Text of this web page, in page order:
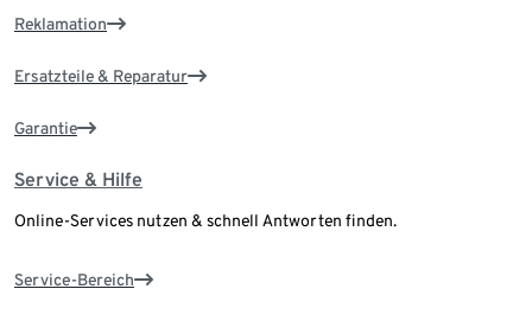
Reklamation
Ersatzteile & Reparatur
Garantie
Service & Hilfe
Online-Services nutzen & schnell Antworten finden.
Service-Bereich